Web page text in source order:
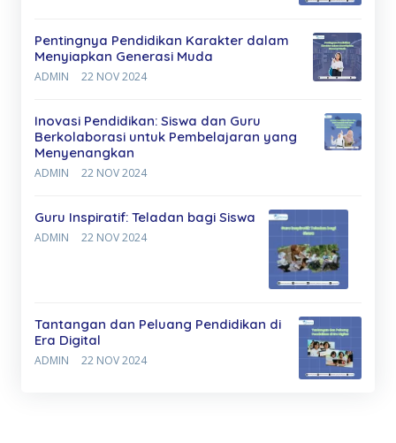
Pentingnya Pendidikan Karakter dalam
Menyiapkan Generasi Muda
ADMIN 22 NOV 2024
Inovasi Pendidikan: Siswa dan Guru
Berkolaborasi untuk Pembelajaran yang
Menyenangkan
ADMIN 22 NOV 2024
Guru Inspiratif: Teladan bagi Siswa
ADMIN 22 NOV 2024
Tantangan dan Peluang Pendidikan di
Era Digital
ADMIN 22 NOV 2024